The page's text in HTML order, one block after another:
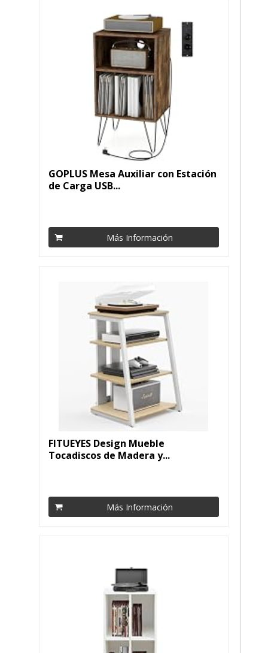
GOPLUS Mesa Auxiliar con Estación
de Carga USB...
Más Información
FITUEYES Design Mueble
Tocadiscos de Madera y...
Más Información